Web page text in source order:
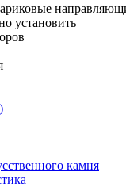
установить
камня